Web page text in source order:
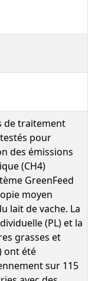
de traitement
pour
des émissions
(CH4)
GreenFeed
moyen
lait de vache. La
(PL) et la
grasses et
ont été
sur 115